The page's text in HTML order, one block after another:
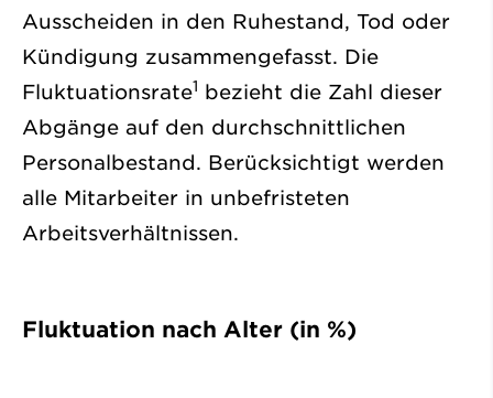
Ausscheiden in den Ruhestand, Tod oder
Kündigung zusammengefasst. Die
Fluktuationsrate1 bezieht die Zahl dieser
Abgänge auf den durchschnittlichen
Personalbestand. Berücksichtigt werden
alle Mitarbeiter in unbefristeten
Arbeitsverhältnissen.
Fluktuation nach Alter (in %)